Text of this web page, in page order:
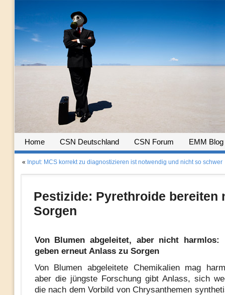
Home CSN Deutschland CSN Forum EMM Blog
« Input: MCS korrekt zu diagnostizieren ist notwendig und nicht so schwer
Pestizide: Pyrethroide bereiten
Sorgen
Von Blumen abgeleitet, aber nicht harmlos:
geben erneut Anlass zu Sorgen
Von Blumen abgeleitete Chemikalien mag
aber die jüngste Forschung gibt Anlass, sich
die nach dem Vorbild von Chrysanthemen